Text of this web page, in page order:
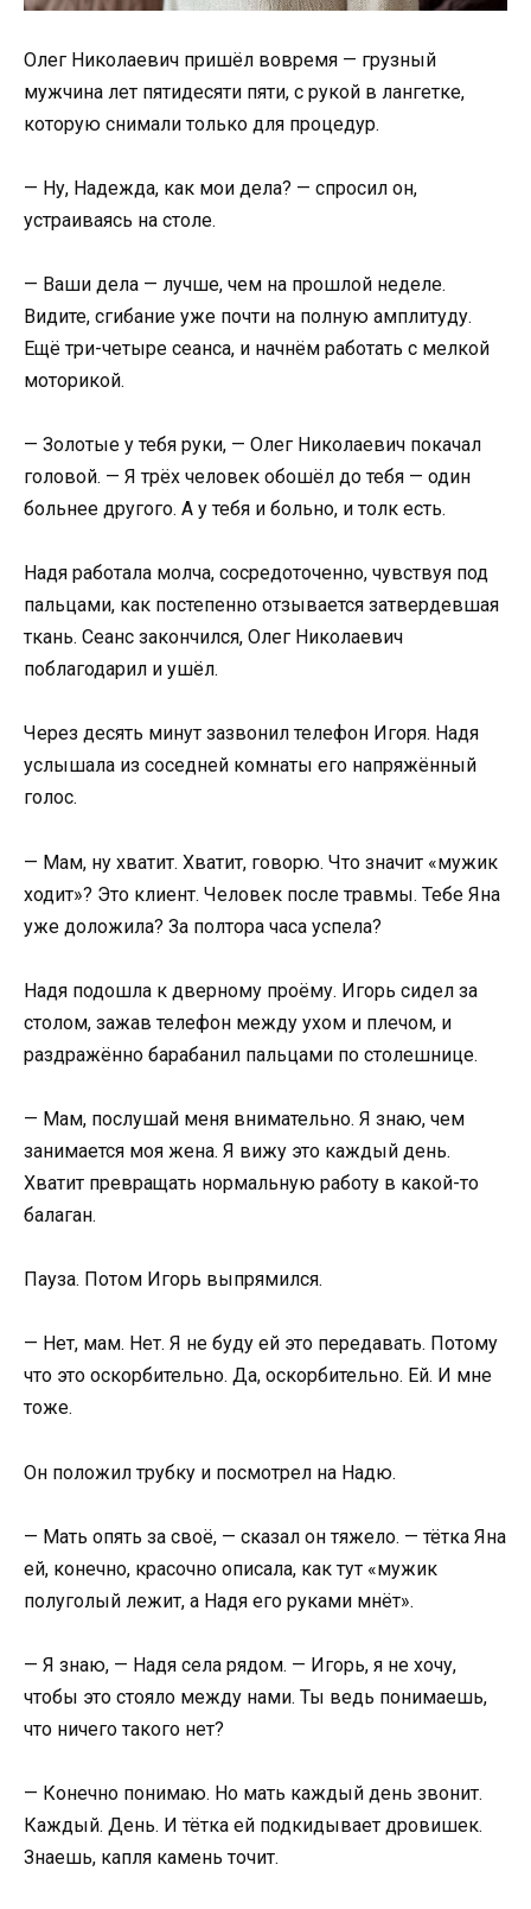
Олег Николаевич пришёл вовремя — грузный
мужчина лет пятидесяти пяти, с рукой в лангетке,
которую снимали только для процедур.
— Ну, Надежда, как мои дела? — спросил он,
устраиваясь на столе.
— Ваши дела — лучше, чем на прошлой неделе.
Видите, сгибание уже почти на полную амплитуду.
Ещё три-четыре сеанса, и начнём работать с мелкой
моторикой.
— Золотые у тебя руки, — Олег Николаевич покачал
головой. — Я трёх человек обошёл до тебя — один
больнее другого. А у тебя и больно, и толк есть.
Надя работала молча, сосредоточенно, чувствуя под
пальцами, как постепенно отзывается затвердевшая
ткань. Сеанс закончился, Олег Николаевич
поблагодарил и ушёл.
Через десять минут зазвонил телефон Игоря. Надя
услышала из соседней комнаты его напряжённый
голос.
— Мам, ну хватит. Хватит, говорю. Что значит «мужик
ходит»? Это клиент. Человек после травмы. Тебе Яна
уже доложила? За полтора часа успела?
Надя подошла к дверному проёму. Игорь сидел за
столом, зажав телефон между ухом и плечом, и
раздражённо барабанил пальцами по столешнице.
— Мам, послушай меня внимательно. Я знаю, чем
занимается моя жена. Я вижу это каждый день.
Хватит превращать нормальную работу в какой-то
балаган.
Пауза. Потом Игорь выпрямился.
— Нет, мам. Нет. Я не буду ей это передавать. Потому
что это оскорбительно. Да, оскорбительно. Ей. И мне
тоже.
Он положил трубку и посмотрел на Надю.
— Мать опять за своё, — сказал он тяжело. — тётка Яна
ей, конечно, красочно описала, как тут «мужик
полуголый лежит, а Надя его руками мнёт».
— Я знаю, — Надя села рядом. — Игорь, я не хочу,
чтобы это стояло между нами. Ты ведь понимаешь,
что ничего такого нет?
— Конечно понимаю. Но мать каждый день звонит.
Каждый. День. И тётка ей подкидывает дровишек.
Знаешь, капля камень точит.